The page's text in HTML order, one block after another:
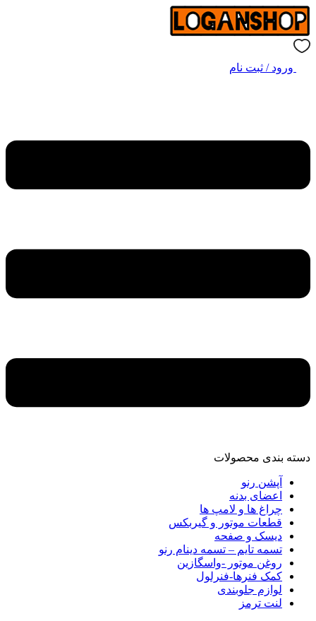
ورود / ثبت نام
دسته‌ بندی محصولات
آپشن رنو
اعضای بدنه
چراغ ها و لامپ ها
قطعات موتور و گیربکس
دیسک و صفحه
تسمه تایم – تسمه دینام رنو
روغن موتور -واسگازین
کمک فنرها-فنرلول
لوازم جلوبندی
لنت ترمز